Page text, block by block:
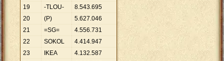
19
-TLOU- 8.543.695
20
(P) 5.627.046
21
=SG= 4.556.731
22
SOKOL 4.414.947
23
IKEA 4.132.587